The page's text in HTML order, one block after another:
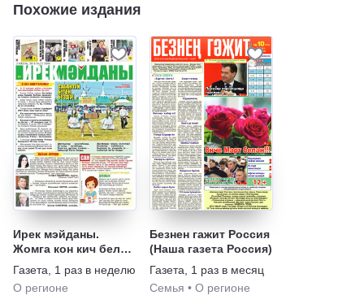
Похожие издания
Ирек мэйданы.
Жомга кон кич белэн
(на татарском языке)
Газета
1 раз в неделю
О регионе
Безнен гажит Россия
(Наша газета Россия)
Газета
1 раз в месяц
Семья • О регионе